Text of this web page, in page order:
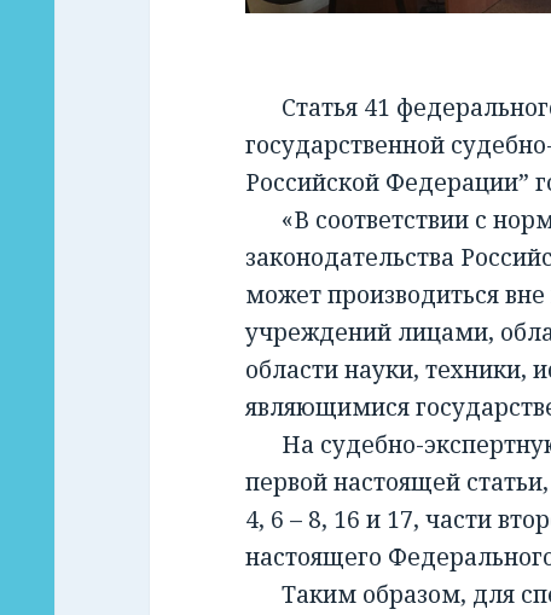
Статья 41
государственной
Российской Федерации”
«В соответствии с
законодательства
может производиться
учреждений лицами,
области науки, техники,
являющимися
На судебно-
первой настоящей
4, 6 – 8, 16 и 17, части
настоящего
Таким образом, для